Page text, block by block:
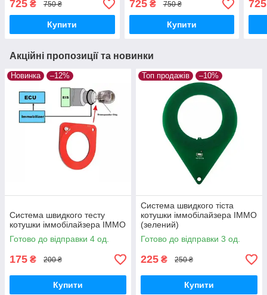
725 ₴ 750 ₴
Купити
725₴ 750 ₴
Купити
725
Акційні пропозиції та новинки
Новинка –12%
Система швидкого тесту
котушки іммобілайзера IMMO
Готово до відправки 4 од.
175 ₴ 200 ₴
Купити
Топ продажів –10%
Система швидкого тіста
котушки іммобілайзера IMMO
(зелений)
Готово до відправки 3 од.
225 ₴ 250 ₴
Купити